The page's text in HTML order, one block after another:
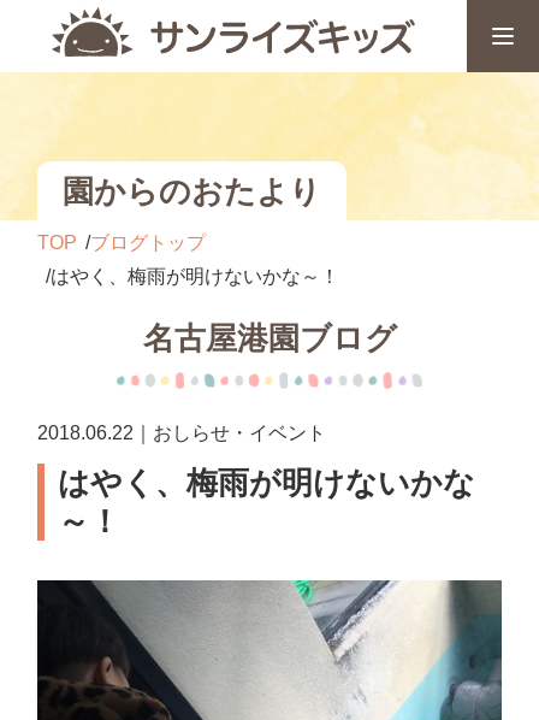
園からのおたより
TOP
ブログトップ
はやく、梅雨が明けないかな～！
名古屋港園ブログ
2018.06.22｜おしらせ・イベント
はやく、梅雨が明けないかな
～！